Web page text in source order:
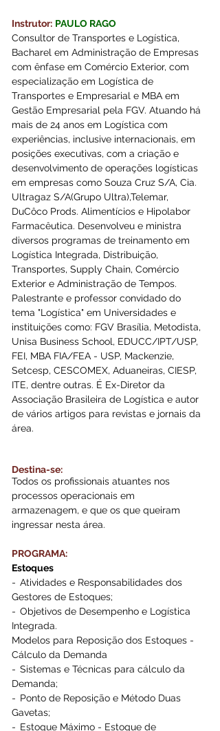
Instrutor: PAULO RAGO
Consultor de Transportes e Logística,
Bacharel em Administração de Empresas
com ênfase em Comércio Exterior, com
especialização em Logística de
Transportes e Empresarial e MBA em
Gestão Empresarial pela FGV. Atuando há
mais de 24 anos em Logística com
experiências, inclusive internacionais, em
posições executivas, com a criação e
desenvolvimento de operações logísticas
em empresas como Souza Cruz S/A, Cia.
Ultragaz S/A(Grupo Ultra),Telemar,
DuCôco Prods. Alimentícios e Hipolabor
Farmacêutica. Desenvolveu e ministra
diversos programas de treinamento em
Logística Integrada, Distribuição,
Transportes, Supply Chain, Comércio
Exterior e Administração de Tempos.
Palestrante e professor convidado do
tema "Logística" em Universidades e
instituições como: FGV Brasília, Metodista,
Unisa Business School, EDUCC/IPT/USP,
FEI, MBA FIA/FEA - USP, Mackenzie,
Setcesp, CESCOMEX, Aduaneiras, CIESP,
ITE, dentre outras. É Ex-Diretor da
Associação Brasileira de Logística e autor
de vários artigos para revistas e jornais da
área.
Destina-se:
Todos os profissionais atuantes nos
processos operacionais em
armazenagem, e que os que queiram
ingressar nesta área.
PROGRAMA:
Estoques
-  Atividades e Responsabilidades dos
Gestores de Estoques;
-  Objetivos de Desempenho e Logística
Integrada.
Modelos para Reposição dos Estoques -
Cálculo da Demanda
-  Sistemas e Técnicas para cálculo da
Demanda;
-  Ponto de Reposição e Método Duas
Gavetas;
-  Estoque Máximo - Estoque de